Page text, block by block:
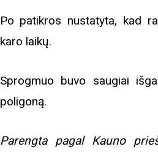
Po patikros nustatyta, kad
karo laikų.
Sprogmuo buvo saugiai
poligoną.
Parengta pagal Kauno